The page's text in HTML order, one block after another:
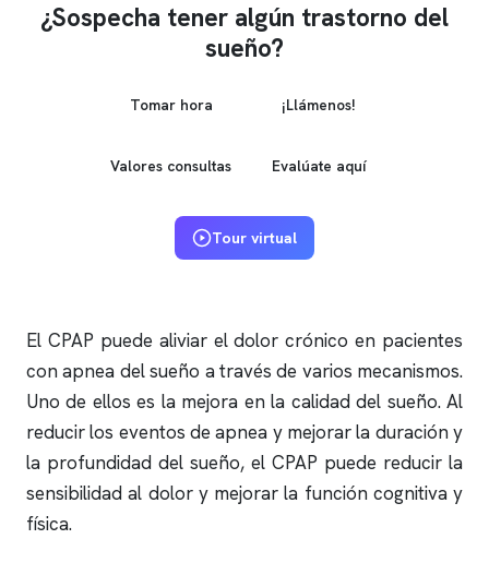
¿Sospecha tener algún trastorno del
sueño?
Tomar hora ¡Llámenos!
Valores consultas Evalúate aquí
Tour virtual
El CPAP puede aliviar el dolor crónico en pacientes
conapnea del sueño a través de varios mecanismos.
Uno de ellos es la mejora en la calidad del sueño. Al
reducir los eventos deapnea y mejorar la duración y
la profundidad del sueño, el CPAP puede reducir la
sensibilidad al dolor y mejorar la función cognitiva y
física.